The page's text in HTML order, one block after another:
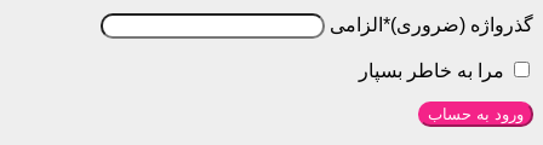
* الزامی
خاطر بسپار